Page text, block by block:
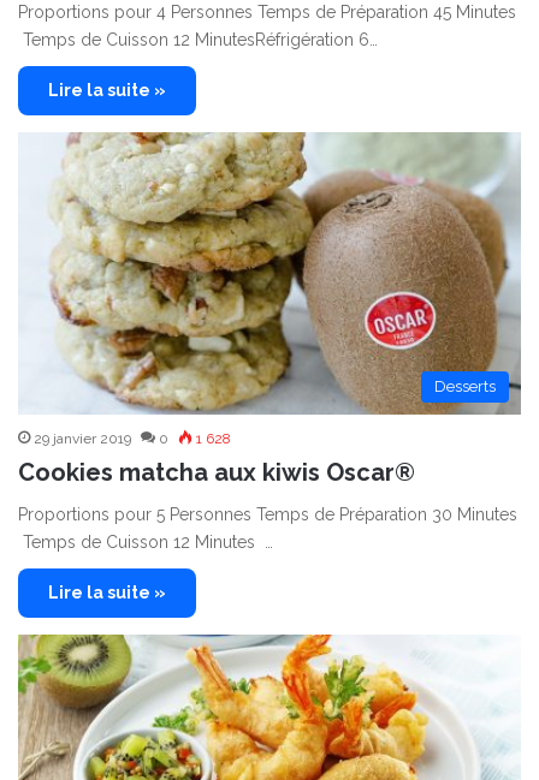
Proportions pour 4 Personnes Temps de Préparation 45 Minutes
Temps de Cuisson 12 MinutesRéfrigération 6…
Lire la suite »
Desserts
29 janvier 2019 0 1 628
Cookies matcha aux kiwis Oscar®
Proportions pour 5 Personnes Temps de Préparation 30 Minutes
Temps de Cuisson 12 Minutes …
Lire la suite »